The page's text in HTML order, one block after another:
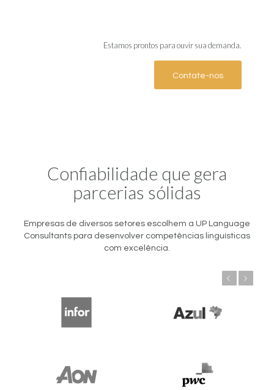
Estamos prontos para ouvir sua demanda.
Contate-nos
Confiabilidade que gera
parcerias sólidas
Empresas de diversos setores escolhem a UP Language
Consultants para desenvolver competências linguísticas
com excelência.